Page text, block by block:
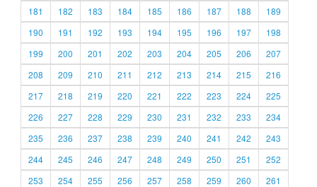
181
182 183 184 185 186 187 188
189
190
191 192 193 194 195 196 197
198
199
200 201 202 203 204 205 206
207
208
209 210 211 212 213 214 215
216
217
218 219 220 221 222 223 224
225
226
227 228 229 230 231 232 233
234
235
236 237 238 239 240 241 242
243
244
245 246 247 248 249 250 251
252
253
254 255 256 257 258 259 260
261